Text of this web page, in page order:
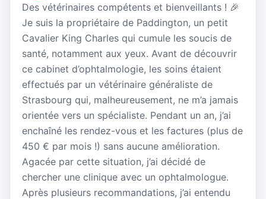
Des vétérinaires compétents et bienveillants ! 🎉
Je suis la propriétaire de Paddington, un petit
Cavalier King Charles qui cumule les soucis de
santé, notamment aux yeux. Avant de découvrir
ce cabinet d’ophtalmologie, les soins étaient
effectués par un vétérinaire généraliste de
Strasbourg qui, malheureusement, ne m’a jamais
orientée vers un spécialiste. Pendant un an, j’ai
enchaîné les rendez-vous et les factures (plus de
450 € par mois !) sans aucune amélioration.
Agacée par cette situation, j’ai décidé de
chercher une clinique avec un ophtalmologue.
Après plusieurs recommandations, j’ai entendu